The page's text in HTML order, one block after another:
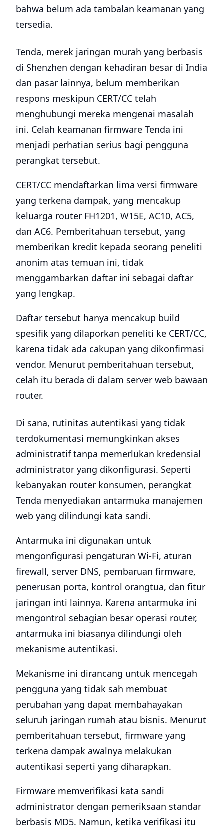
bahwa belum ada tambalan keamanan yang
tersedia.
Tenda, merek jaringan murah yang berbasis
di Shenzhen dengan kehadiran besar di India
dan pasar lainnya, belum memberikan
respons meskipun CERT/CC telah
menghubungi mereka mengenai masalah
ini. Celah keamanan firmware Tenda ini
menjadi perhatian serius bagi pengguna
perangkat tersebut.
CERT/CC mendaftarkan lima versi firmware
yang terkena dampak, yang mencakup
keluarga router FH1201, W15E, AC10, AC5,
dan AC6. Pemberitahuan tersebut, yang
memberikan kredit kepada seorang peneliti
anonim atas temuan ini, tidak
menggambarkan daftar ini sebagai daftar
yang lengkap.
Daftar tersebut hanya mencakup build
spesifik yang dilaporkan peneliti ke CERT/CC,
karena tidak ada cakupan yang dikonfirmasi
vendor. Menurut pemberitahuan tersebut,
celah itu berada di dalam server web bawaan
router.
Di sana, rutinitas autentikasi yang tidak
terdokumentasi memungkinkan akses
administratif tanpa memerlukan kredensial
administrator yang dikonfigurasi. Seperti
kebanyakan router konsumen, perangkat
Tenda menyediakan antarmuka manajemen
web yang dilindungi kata sandi.
Antarmuka ini digunakan untuk
mengonfigurasi pengaturan Wi-Fi, aturan
firewall, server DNS, pembaruan firmware,
penerusan porta, kontrol orangtua, dan fitur
jaringan inti lainnya. Karena antarmuka ini
mengontrol sebagian besar operasi router,
antarmuka ini biasanya dilindungi oleh
mekanisme autentikasi.
Mekanisme ini dirancang untuk mencegah
pengguna yang tidak sah membuat
perubahan yang dapat membahayakan
seluruh jaringan rumah atau bisnis. Menurut
pemberitahuan tersebut, firmware yang
terkena dampak awalnya melakukan
autentikasi seperti yang diharapkan.
Firmware memverifikasi kata sandi
administrator dengan pemeriksaan standar
berbasis MD5. Namun, ketika verifikasi itu